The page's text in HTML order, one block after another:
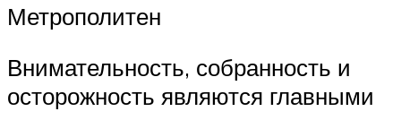
Метрополитен
Внимательность, собранность и
осторожность являются главными